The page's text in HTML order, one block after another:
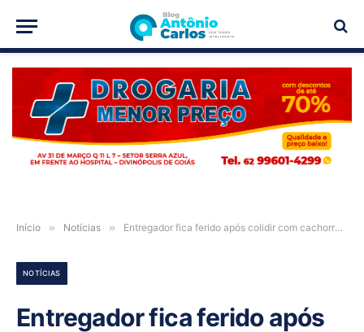
PUBLICIDADE
Início » Notícias » Entregador fica ferido após colidir com cachorro na BR-020, em Simolândia-GO
NOTÍCIAS
Entregador fica ferido após